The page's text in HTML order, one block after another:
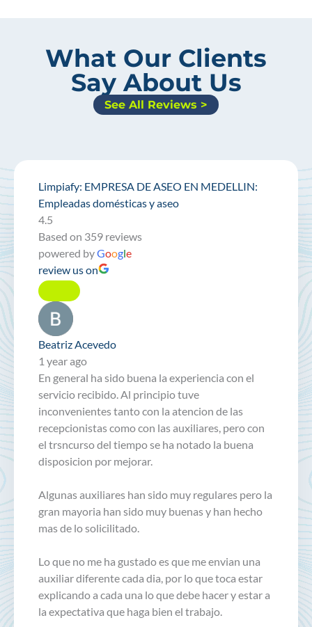
What Our Clients
Say About Us
See All Reviews >
Limpiafy: EMPRESA DE ASEO EN MEDELLIN:
Empleadas domésticas y aseo
4.5
Based on 359 reviews
powered byGoogle
review us on
Beatriz Acevedo
1 year ago
En general ha sido buena la experiencia con el
servicio recibido. Al principio tuve
inconvenientes tanto con la atencion de las
recepcionistas como con las auxiliares, pero con
el trsncurso del tiempo se ha notado la buena
disposicion por mejorar.
Algunas auxiliares han sido muy regulares pero la
gran mayoria han sido muy buenas y han hecho
mas de lo solicilitado.
Lo que no me ha gustado es que me envian una
auxiliar diferente cada dia, por lo que toca estar
explicando a cada una lo que debe hacer y estar a
la expectativa que haga bien el trabajo.